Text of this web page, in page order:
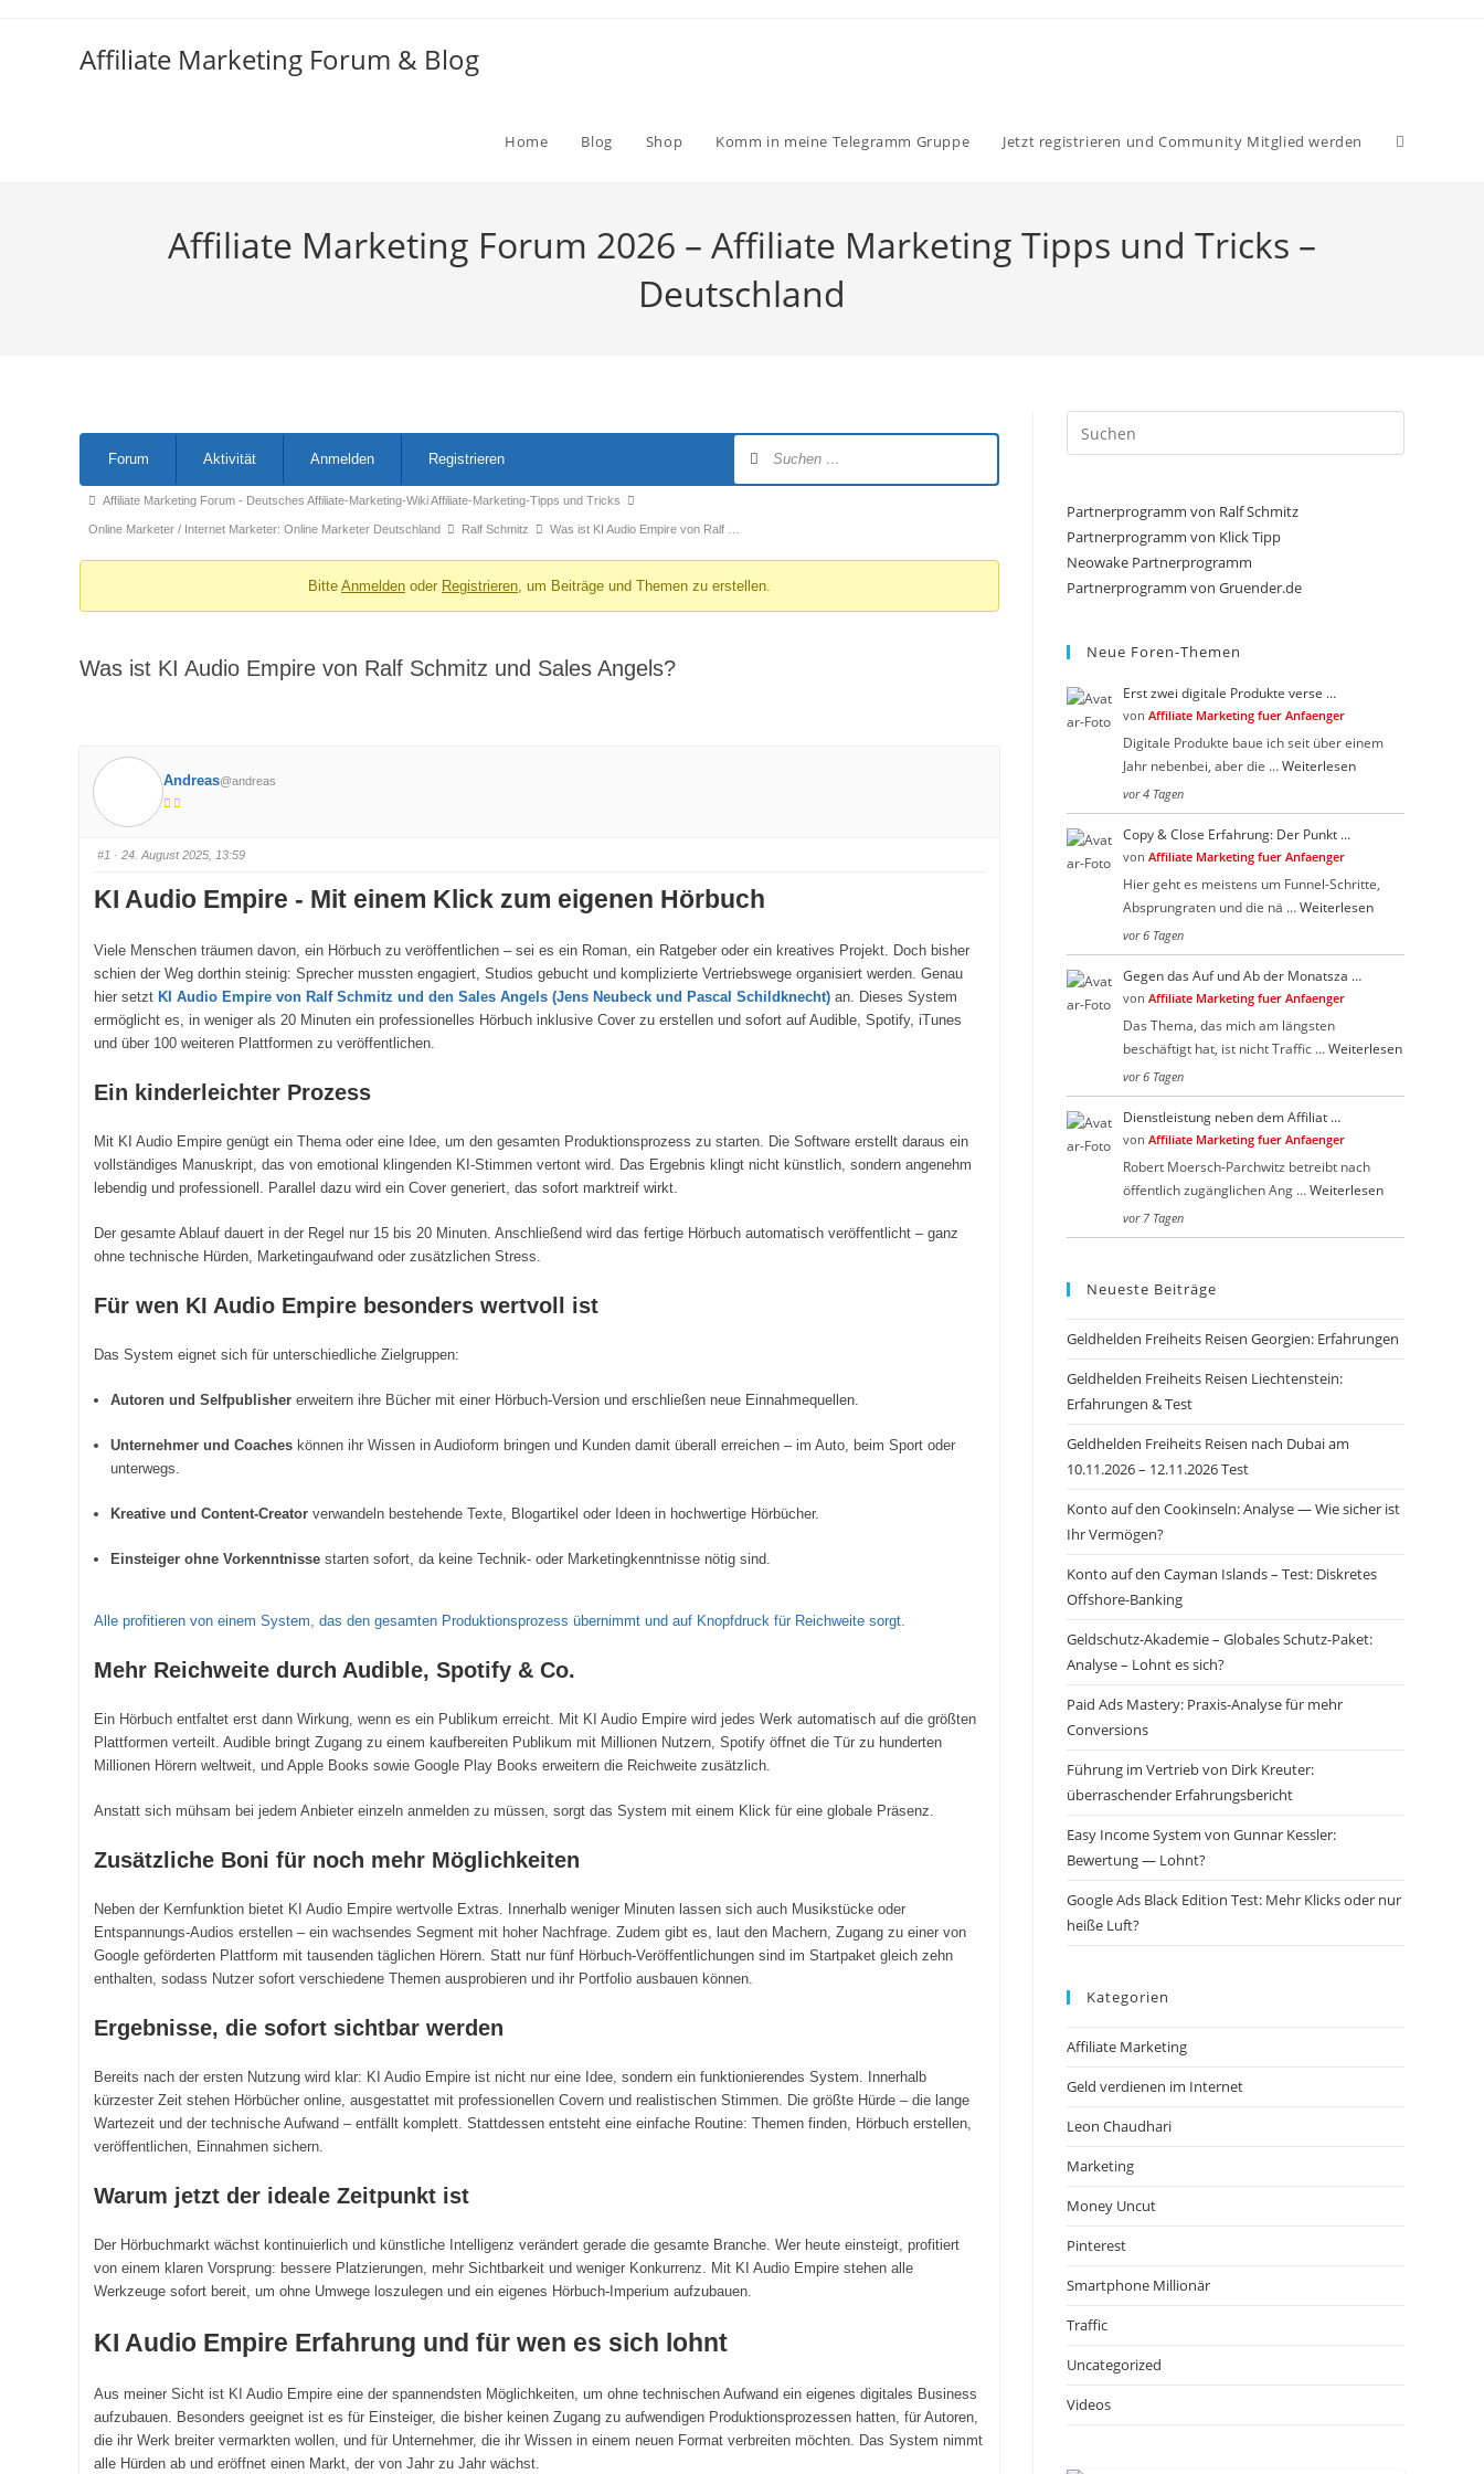
Affiliate Marketing Forum & Blog
Home Blog Shop Komm in meine Telegramm Gruppe Jetzt registrieren und Community Mitglied werden Website-
Affiliate Marketing Forum 2026 – Affiliate Marketing Tipps und Tricks –
Deutschland
Forum Aktivität Anmelden Registrieren
Forum-
Breadcrumbs
-
bist
Affiliate Marketing Forum - Deutsches Affiliate-Marketing-Wiki Affiliate-Marketing-Tipps und Tricks
Online Marketer / Internet Marketer: Online Marketer Deutschland Ralf Schmitz Was ist KI Audio Empire von Ralf …
Bitte Anmelden oder Registrieren, um Beiträge und Themen zu erstellen.
Was ist KI Audio Empire von Ralf Schmitz und Sales Angels?
Andreas@andreas
#1 · 24. August 2025, 13:59
KI Audio Empire - Mit einem Klick zum eigenen Hörbuch
Viele Menschen träumen davon, ein Hörbuch zu veröffentlichen – sei es ein Roman, ein Ratgeber oder ein kreatives Projekt. Doch bisher
schien der Weg dorthin steinig: Sprecher mussten engagiert, Studios gebucht und komplizierte Vertriebswege organisiert werden. Genau
hier setzt KI Audio Empire von Ralf Schmitz und den Sales Angels (Jens Neubeck und Pascal Schildknecht)an. Dieses System
ermöglicht es, in weniger als 20 Minuten ein professionelles Hörbuch inklusive Cover zu erstellen und sofort auf Audible, Spotify, iTunes
und über 100 weiteren Plattformen zu veröffentlichen.
Ein kinderleichter Prozess
Mit KI Audio Empire genügt ein Thema oder eine Idee, um den gesamten Produktionsprozess zu starten. Die Software erstellt daraus ein
vollständiges Manuskript, das von emotional klingenden KI-Stimmen vertont wird. Das Ergebnis klingt nicht künstlich, sondern angenehm
lebendig und professionell. Parallel dazu wird ein Cover generiert, das sofort marktreif wirkt.
Der gesamte Ablauf dauert in der Regel nur 15 bis 20 Minuten. Anschließend wird das fertige Hörbuch automatisch veröffentlicht – ganz
ohne technische Hürden, Marketingaufwand oder zusätzlichen Stress.
Für wen KI Audio Empire besonders wertvoll ist
Das System eignet sich für unterschiedliche Zielgruppen:
Autoren und Selfpublishererweitern ihre Bücher mit einer Hörbuch-Version und erschließen neue Einnahmequellen.
Unternehmer und Coacheskönnen ihr Wissen in Audioform bringen und Kunden damit überall erreichen – im Auto, beim Sport oder
unterwegs.
Kreative und Content-Creatorverwandeln bestehende Texte, Blogartikel oder Ideen in hochwertige Hörbücher.
Einsteiger ohne Vorkenntnissestarten sofort, da keine Technik- oder Marketingkenntnisse nötig sind.
Alle profitieren von einem System, das den gesamten Produktionsprozess übernimmt und auf Knopfdruck für Reichweite sorgt.
Mehr Reichweite durch Audible, Spotify & Co.
Ein Hörbuch entfaltet erst dann Wirkung, wenn es ein Publikum erreicht. Mit KI Audio Empire wird jedes Werk automatisch auf die größten
Plattformen verteilt. Audible bringt Zugang zu einem kaufbereiten Publikum mit Millionen Nutzern, Spotify öffnet die Tür zu hunderten
Millionen Hörern weltweit, und Apple Books sowie Google Play Books erweitern die Reichweite zusätzlich.
Anstatt sich mühsam bei jedem Anbieter einzeln anmelden zu müssen, sorgt das System mit einem Klick für eine globale Präsenz.
Zusätzliche Boni für noch mehr Möglichkeiten
Neben der Kernfunktion bietet KI Audio Empire wertvolle Extras. Innerhalb weniger Minuten lassen sich auch Musikstücke oder
Entspannungs-Audios erstellen – ein wachsendes Segment mit hoher Nachfrage. Zudem gibt es, laut den Machern, Zugang zu einer von
Google geförderten Plattform mit tausenden täglichen Hörern. Statt nur fünf Hörbuch-Veröffentlichungen sind im Startpaket gleich zehn
enthalten, sodass Nutzer sofort verschiedene Themen ausprobieren und ihr Portfolio ausbauen können.
Ergebnisse, die sofort sichtbar werden
Bereits nach der ersten Nutzung wird klar: KI Audio Empire ist nicht nur eine Idee, sondern ein funktionierendes System. Innerhalb
kürzester Zeit stehen Hörbücher online, ausgestattet mit professionellen Covern und realistischen Stimmen. Die größte Hürde – die lange
Wartezeit und der technische Aufwand – entfällt komplett. Stattdessen entsteht eine einfache Routine: Themen finden, Hörbuch erstellen,
veröffentlichen, Einnahmen sichern.
Warum jetzt der ideale Zeitpunkt ist
Der Hörbuchmarkt wächst kontinuierlich und künstliche Intelligenz verändert gerade die gesamte Branche. Wer heute einsteigt, profitiert
von einem klaren Vorsprung: bessere Platzierungen, mehr Sichtbarkeit und weniger Konkurrenz. Mit KI Audio Empire stehen alle
Werkzeuge sofort bereit, um ohne Umwege loszulegen und ein eigenes Hörbuch-Imperium aufzubauen.
KI Audio Empire Erfahrung und für wen es sich lohnt
Aus meiner Sicht ist KI Audio Empire eine der spannendsten Möglichkeiten, um ohne technischen Aufwand ein eigenes digitales Business
aufzubauen. Besonders geeignet ist es für Einsteiger, die bisher keinen Zugang zu aufwendigen Produktionsprozessen hatten, für Autoren,
die ihr Werk breiter vermarkten wollen, und für Unternehmer, die ihr Wissen in einem neuen Format verbreiten möchten. Das System nimmt
alle Hürden ab und eröffnet einen Markt, der von Jahr zu Jahr wächst.
Escape
Partnerprogramm von Ralf Schmitz
Partnerprogramm von Klick Tipp
Neowake Partnerprogramm
Partnerprogramm von Gruender.de
Neue Foren-Themen
Erst zwei digitale Produkte verse …
von Affiliate Marketing fuer Anfaenger
Digitale Produkte baue ich seit über einem
Jahr nebenbei, aber die …Weiterlesen
vor 4 Tagen
Copy & Close Erfahrung: Der Punkt …
von Affiliate Marketing fuer Anfaenger
Hier geht es meistens um Funnel-Schritte,
Absprungraten und die nä …Weiterlesen
vor 6 Tagen
Gegen das Auf und Ab der Monatsza …
von Affiliate Marketing fuer Anfaenger
Das Thema, das mich am längsten
beschäftigt hat, ist nicht Traffic …Weiterlesen
vor 6 Tagen
Dienstleistung neben dem Affiliat …
von Affiliate Marketing fuer Anfaenger
Robert Moersch-Parchwitz betreibt nach
öffentlich zugänglichen Ang …Weiterlesen
vor 7 Tagen
Neueste Beiträge
Geldhelden Freiheits Reisen Georgien: Erfahrungen
Geldhelden Freiheits Reisen Liechtenstein:
Erfahrungen & Test
Geldhelden Freiheits Reisen nach Dubai am
10.11.2026 – 12.11.2026 Test
Konto auf den Cookinseln: Analyse — Wie sicher ist
Ihr Vermögen?
Konto auf den Cayman Islands – Test: Diskretes
Offshore-Banking
Geldschutz-Akademie – Globales Schutz-Paket:
Analyse – Lohnt es sich?
Paid Ads Mastery: Praxis-Analyse für mehr
Conversions
Führung im Vertrieb von Dirk Kreuter:
überraschender Erfahrungsbericht
Easy Income System von Gunnar Kessler:
Bewertung — Lohnt?
Google Ads Black Edition Test: Mehr Klicks oder nur
heiße Luft?
Kategorien
Affiliate Marketing
Geld verdienen im Internet
Leon Chaudhari
Marketing
Money Uncut
Pinterest
Smartphone Millionär
Traffic
Uncategorized
Videos